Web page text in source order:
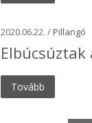
2020.06.22. /Pillangó
Tovább